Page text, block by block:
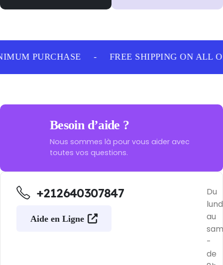
PURCHASE - FREE SHIPPING ON ALL
Besoin d’aide ?
Nous sommes là pour vous aider avec
toutes vos questions.
+212640307847
Aide en Ligne
Du
au
-
de